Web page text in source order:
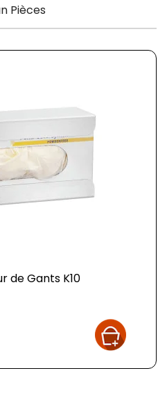
Pièces
de Gants K10